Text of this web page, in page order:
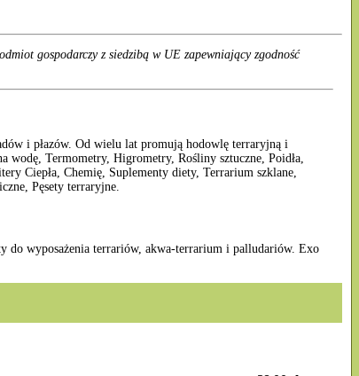
gospodarczy z siedzibą w UE zapewniający zgodność
i płazów. Od wielu lat promują hodowlę terraryjną i
Termometry, Higrometry, Rośliny sztuczne, Poidła,
Ciepła, Chemię, Suplementy diety, Terrarium szklane,
Pęsety terraryjne.
do wyposażenia terrariów, akwa-terrarium i palludariów. Exo